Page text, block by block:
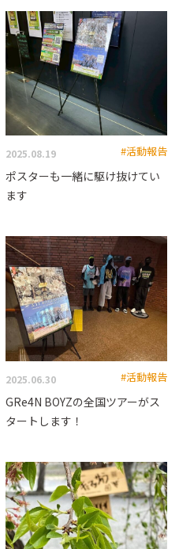
2025.08.19 #活動報告
ポスターも一緒に駆け抜けてい
ます
2025.06.30 #活動報告
GRe4N BOYZの全国ツアーがス
タートします！